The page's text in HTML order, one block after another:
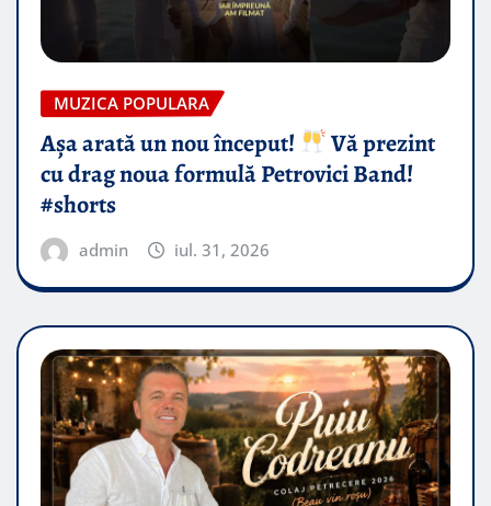
MUZICA POPULARA
Așa arată un nou început!
Vă prezint
cu drag noua formulă Petrovici Band!
#shorts
admin iul. 31, 2026